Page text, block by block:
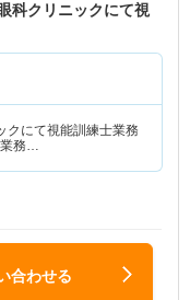
科クリニックにて視
クにて視能訓練士業務
業務…
合わせる